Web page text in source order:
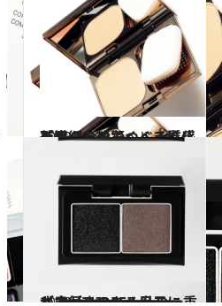
2013.1.29
パウダーの驚くべき進化形繊細な粉でつくる質感美肌
ビューティ＆ヘルス